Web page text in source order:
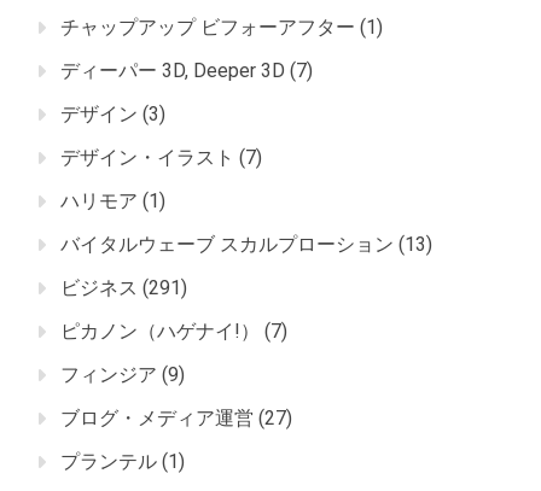
チャップアップ ビフォーアフター (1)
ディーパー 3D, Deeper 3D (7)
デザイン (3)
デザイン・イラスト (7)
ハリモア (1)
バイタルウェーブ スカルプローション (13)
ビジネス (291)
ピカノン（ハゲナイ!）
(7)
フィンジア (9)
ブログ・メディア運営 (27)
プランテル (1)